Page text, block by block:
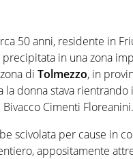
50 anni, residente in
precipitata in una zona
di Tolmezzo, in
la donna stava
Bivacco Cimenti Floreanini.
scivolata per cause in
appositamente